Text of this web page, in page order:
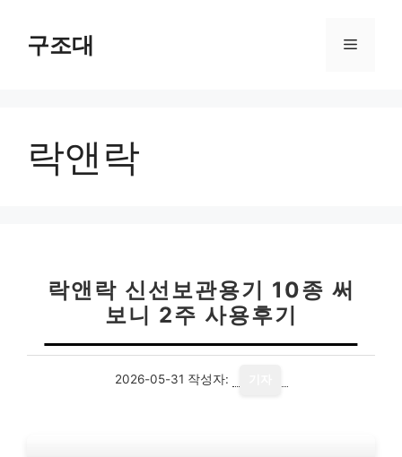
구조대 메
락앤락
락앤락 신선보관용기 10종 써
보니 2주 사용후기
2026-05-31 작성자: